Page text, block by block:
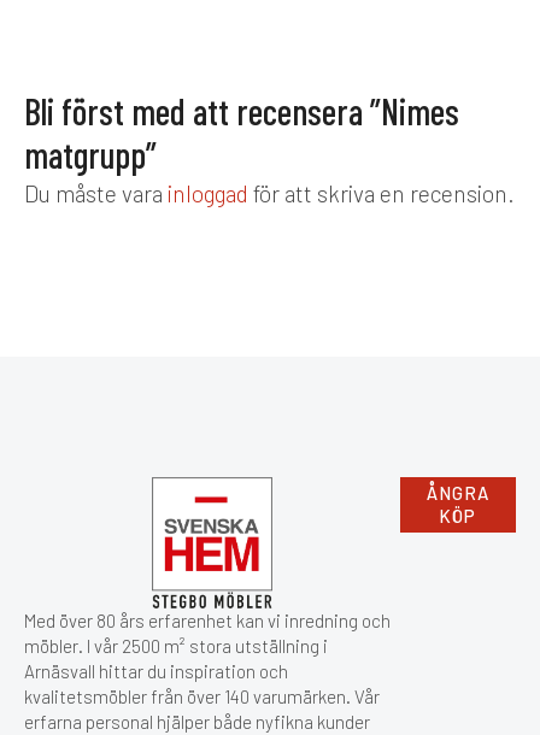
Bli först med att recensera ”Nimes
matgrupp”
Du måste vara inloggad för att skriva en recension.
Med över 80 års erfarenhet kan vi inredning och
möbler. I vår 2500 m² stora utställning i
Arnäsvall hittar du inspiration och
kvalitetsmöbler från över 140 varumärken. Vår
erfarna personal hjälper både nyfikna kunder
ÅNGRA
KÖP